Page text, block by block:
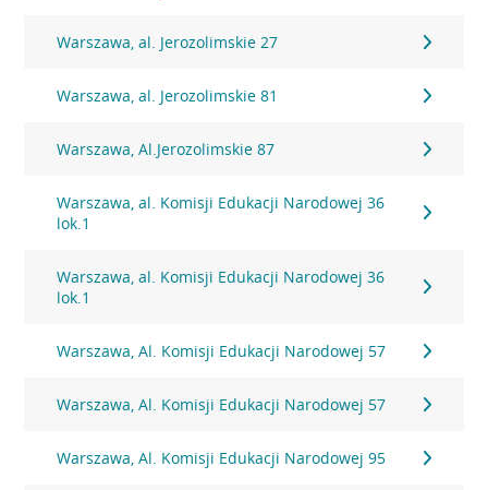
Warszawa, al. Jerozolimskie 27
Warszawa, al. Jerozolimskie 81
Warszawa, Al.Jerozolimskie 87
Warszawa, al. Komisji Edukacji Narodowej 36
lok.1
Warszawa, al. Komisji Edukacji Narodowej 36
lok.1
Warszawa, Al. Komisji Edukacji Narodowej 57
Warszawa, Al. Komisji Edukacji Narodowej 57
Warszawa, Al. Komisji Edukacji Narodowej 95